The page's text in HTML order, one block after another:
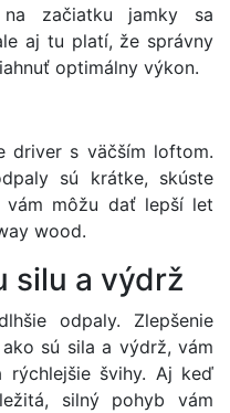
začiatku jamky sa
aj tu platí, že správny
optimálny výkon.
driver s väčším loftom.
sú krátke, skúste
môžu dať lepší let
wood.
silu a výdrž
odpaly. Zlepšenie
sú sila a výdrž, vám
rýchlejšie švihy. Aj keď
silný pohyb vám